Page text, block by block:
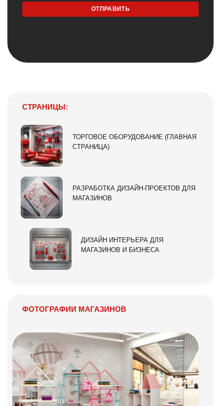
СТРАНИЦЫ:
ТОРГОВОЕ ОБОРУДОВАНИЕ (ГЛАВНАЯ
СТРАНИЦА)
РАЗРАБОТКА ДИЗАЙН-ПРОЕКТОВ ДЛЯ
МАГАЗИНОВ
ДИЗАЙН ИНТЕРЬЕРА ДЛЯ
МАГАЗИНОВ И БИЗНЕСА
ФОТОГРАФИИ МАГАЗИНОВ